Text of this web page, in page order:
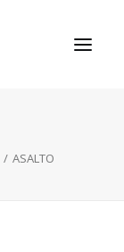
ASALTO